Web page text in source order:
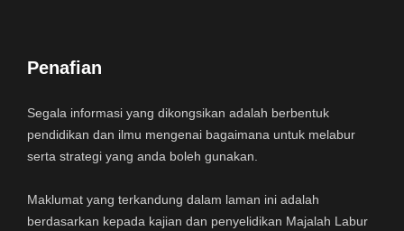
Penafian
Segala informasi yang dikongsikan adalah berbentuk
pendidikan dan ilmu mengenai bagaimana untuk melabur
serta strategi yang anda boleh gunakan.
Maklumat yang terkandung dalam laman ini adalah
berdasarkan kepada kajian dan penyelidikan Majalah Labur